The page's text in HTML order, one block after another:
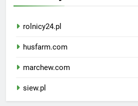
rolnicy24.pl
husfarm.com
marchew.com
siew.pl